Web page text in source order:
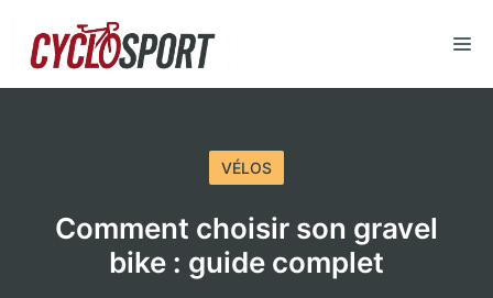
contenu
VÉLOS
Comment choisir son gravel
bike : guide complet